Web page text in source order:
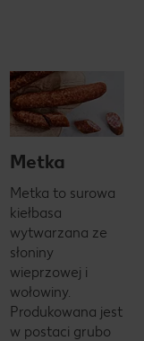
Metka
Metka to surowa
kiełbasa
wytwarzana ze
słoniny
wieprzowej i
wołowiny.
Produkowana jest
w postaci grubo